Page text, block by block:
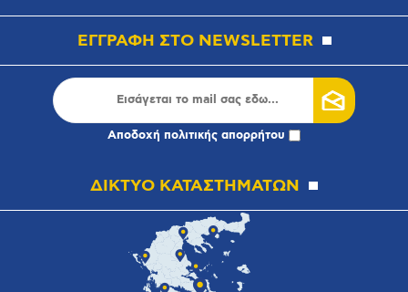
ΕΓΓΡΑΦΗ ΣΤΟ NEWSLETTER
Αποδοχή πολιτικής απορρήτου
ΔΙΚΤΥΟ ΚΑΤΑΣΤΗΜΑΤΩΝ